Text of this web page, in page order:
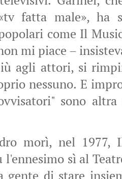
fatta male», ha
come Il
mi piace –
agli attori, si
nessuno. E
sono
morì, nel
sì al
gente di stare